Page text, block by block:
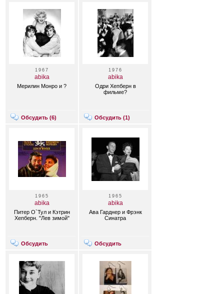
1967
abika
Мерилин Монро и ?
Обсудить (6)
1976
abika
Одри Хепберн в
фильме?
Обсудить (1)
1965
abika
Питер О`Тул и Кэтрин
Хепберн. "Лев зимой"
Обсудить
1965
abika
Ава Гарднер и Фрэнк
Синатра
Обсудить